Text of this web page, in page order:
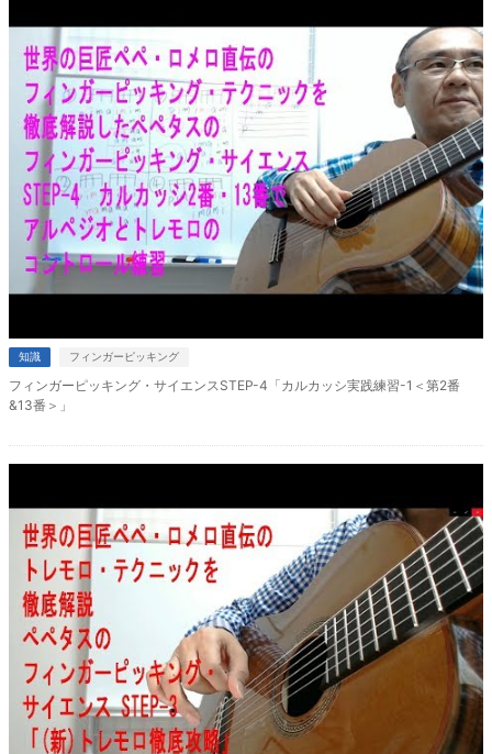
知識 フィンガーピッキング
フィンガーピッキング・サイエンスSTEP-4「カルカッシ実践練習-1＜第2番
&13番＞」